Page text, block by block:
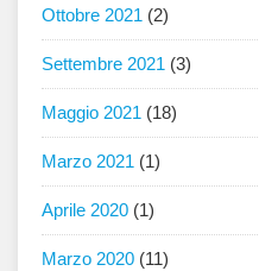
Ottobre 2021 (2)
Settembre 2021 (3)
Maggio 2021 (18)
Marzo 2021 (1)
Aprile 2020 (1)
Marzo 2020 (11)